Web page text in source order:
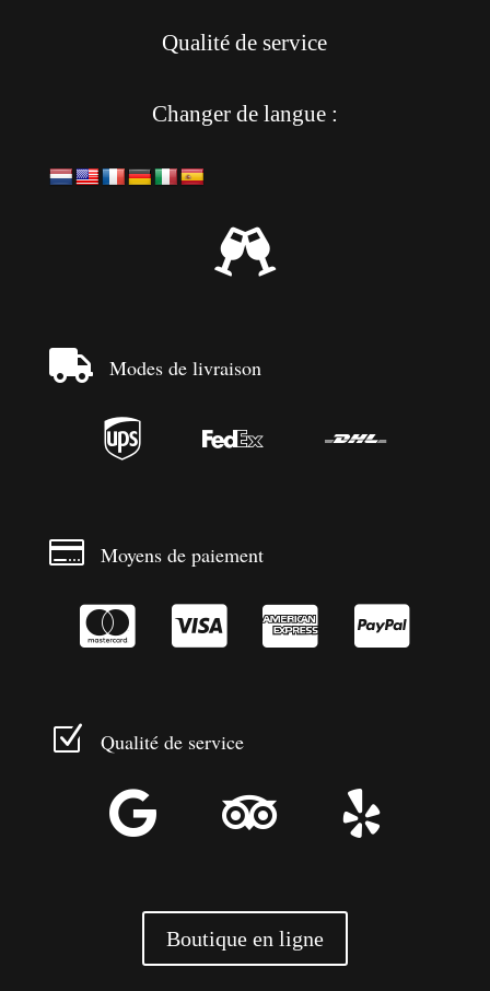
Qualité de service
Changer de langue :

 Modes de livraison
  
 Moyens de paiement
   
Z Qualité de service
  
Boutique en ligne